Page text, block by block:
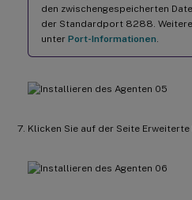
den zwischengespeicherten
der Standardport 8288.
unter Port-Informationen
Klicken Sie auf der Seite